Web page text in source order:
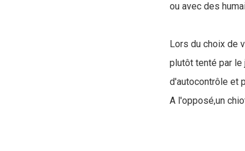
ou avec des
Lors du choix de
plutôt tenté par le
d'autocontrôle et
A l'opposé,un